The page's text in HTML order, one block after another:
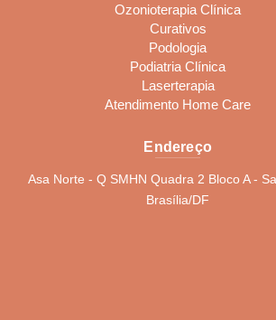
Ozonioterapia Clínica
Curativos
Podologia
Podiatria Clínica
Laserterapia
Atendimento Home Care
Endereço
Asa Norte - Q SMHN Quadra 2 Bloco A -
Brasília/DF